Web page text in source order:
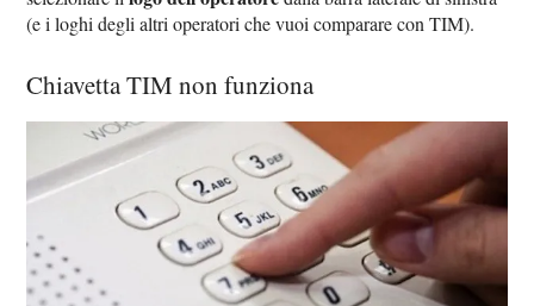
(e i loghi degli altri operatori che vuoi comparare con TIM).
Chiavetta TIM non funziona